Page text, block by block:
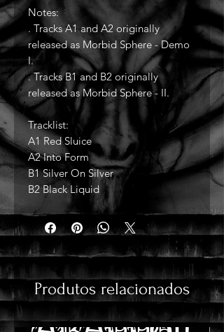
Notes:
. Tracks A1 and A2 originally
released as Morbid Sphere - Demo
I.
. Tracks B1 and B2 originally
released as Morbid Sphere - II.
Tracklist:
A1 Red Sluice
A2 Into Form
B1 Silver On Silver
B2 Black Liquid
Produtos relacionados